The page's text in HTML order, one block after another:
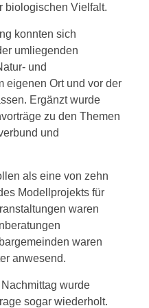
biologischen Vielfalt.
konnten sich
umliegenden
und
eigenen Ort und vor der
Ergänzt wurde
zu den Themen
und
als eine von zehn
Modellprojekts für
waren
waren
anwesend.
wurde
sogar wiederholt.